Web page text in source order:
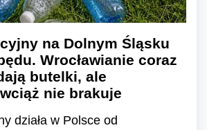
na Dolnym Śląsku
Wrocławianie coraz
butelki, ale
nie brakuje
działa w Polsce od